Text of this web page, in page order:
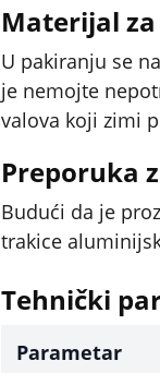
Materijal
U pakiranju se
je nemojte
valova koji zimi
Preporuka
Budući da je
trakice
Tehnički
Parametar